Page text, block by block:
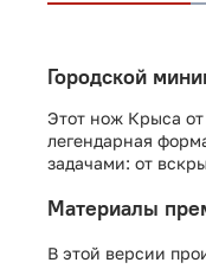
Городской
Этот нож Крыса от
легендарная
задачами: от
Материалы
В этой версии